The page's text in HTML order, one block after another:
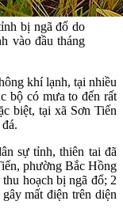
bị ngã đổ do
vào đầu tháng
khí lạnh, tại nhiều
bộ có mưa to đến rất
biệt, tại xã Sơn Tiến
sự tỉnh, thiên tai đã
phường Bắc Hồng
hoạch bị ngã đổ; 2
mất điện trên diện